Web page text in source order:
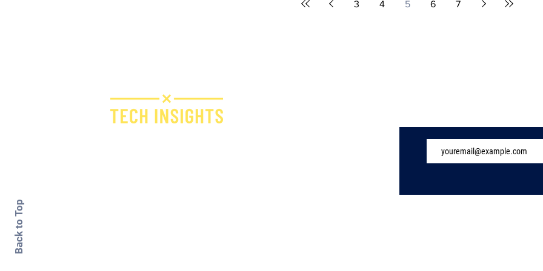
3 4 5 6 7
Back to Top